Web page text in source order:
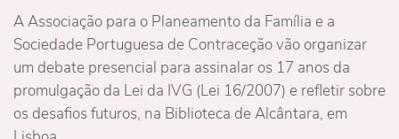
A Associação para o Planeamento da Família e a
Sociedade Portuguesa de Contraceção vão organizar
um debate presencial para assinalar os 17 anos da
promulgação da Lei da IVG (Lei 16/2007) e refletir sobre
os desafios futuros, na Biblioteca de Alcântara, em